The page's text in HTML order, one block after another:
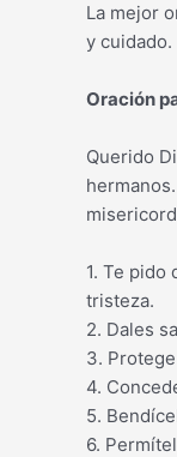
La mejor
y
Oración
Querido
1. Te
tristeza.
2. Dales
3.
4.
5.
6.